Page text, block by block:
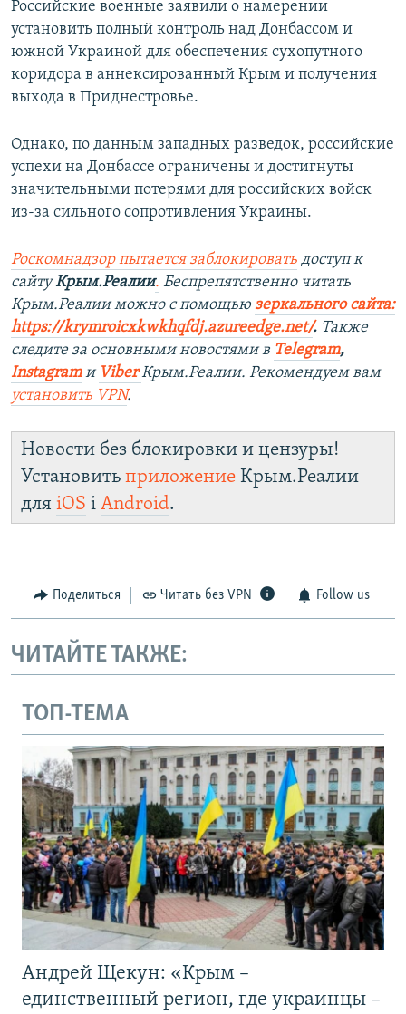
Российские военные заявили о намерении
установить полный контроль над Донбассом и
южной Украиной для обеспечения сухопутного
коридора в аннексированный Крым и получения
выхода в Приднестровье.
Однако, по данным западных разведок, российские
успехи на Донбассе ограничены и достигнуты
значительными потерями для российских войск
из-за сильного сопротивления Украины.
Роскомнадзор пытается заблокировать доступ к
сайтуКрым.Реалии. Беспрепятственно читать
Крым.Реалии можно с помощью зеркального сайта:
https://krymroicxkwkhqfdj.azureedge.net/. Также
следите за основными новостями в Telegram,
Instagramи ViberКрым.Реалии. Рекомендуем вам
установить VPN.
Новости без блокировки и цензуры!
Установить приложение Крым.Реалии
для iOS і Android.
Поделиться Читать без VPN Follow us
ЧИТАЙТЕ ТАКЖЕ:
ТОП-ТЕМА
Андрей Щекун: «Крым –
единственный регион, где украинцы –